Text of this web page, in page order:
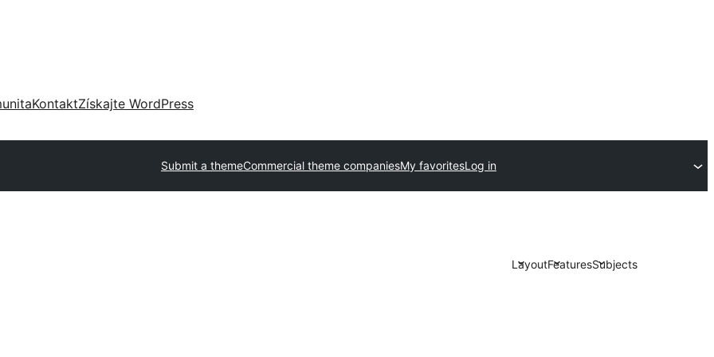
KontaktZískajte WordPress
Submit a themeCommercial theme companiesMy favoritesLog in
LayoutFeaturesSubjects